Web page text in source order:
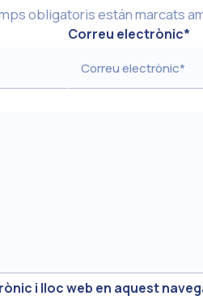
obligatoris están marcats
Correu electrònic*
i lloc web en aquest